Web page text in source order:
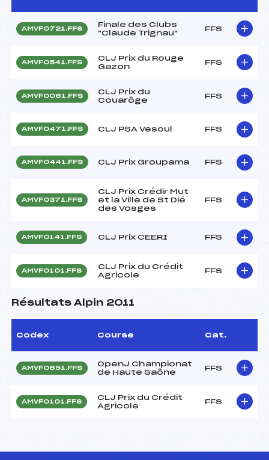
AMVF0721.FFS
Finale des Clubs
"Claude Trignau"
FFS
AMVF0541.FFS
CLJ Prix du Rouge
Gazon
FFS
AMVF0061.FFS
CLJ Prix du
Couarôge
FFS
AMVF0471.FFS CLJ PSA Vesoul FFS
AMVF0441.FFS CLJ Prix Groupama FFS
AMVF0371.FFS
CLJ Prix Crédir Mut
et la Ville de St Dié
des Vosges
FFS
AMVF0141.FFS CLJ Prix CEERI FFS
AMVF0101.FFS
CLJ Prix du Crédit
Agricole
FFS
Résultats Alpin 2011
Codex Course Cat.
AMVF0651.FFS
OpenJ Championat
de Haute Saône
FFS
AMVF0101.FFS
CLJ Prix du Crédit
Agricole
FFS